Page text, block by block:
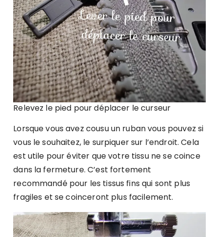
Relevez le pied pour déplacer le curseur
Lorsque vous avez cousu un ruban vous pouvez si
vous le souhaitez, le surpiquer sur l’endroit. Cela
est utile pour éviter que votre tissu ne se coince
dans la fermeture. C’est fortement
recommandé pour les tissus fins qui sont plus
fragiles et se coinceront plus facilement.